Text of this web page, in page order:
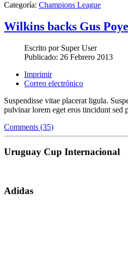
Categoría: Champions League
Wilkins backs Gus
Escrito por Super User
Publicado: 26 Febrero 2013
Imprimir
Correo electrónico
Suspendisse vitae placerat ligula.
pulvinar lorem eget eros tincidunt sed
Comments (35)
Uruguay Cup Internacional
Adidas